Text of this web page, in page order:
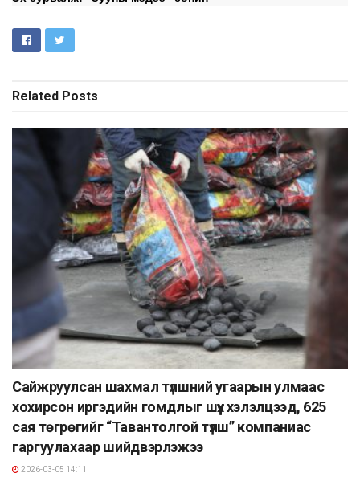
Related Posts
Сайжруулсан шахмал түлшний угаарын улмаас
хохирсон иргэдийн гомдлыг шүүх хэлэлцээд, 625
сая төгрөгийг “Тавантолгой түлш” компаниас
гаргуулахаар шийдвэрлэжээ
2026-03-05 14:11